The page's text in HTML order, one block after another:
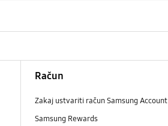
Račun
Zakaj ustvariti račun Samsung Account
Samsung Rewards